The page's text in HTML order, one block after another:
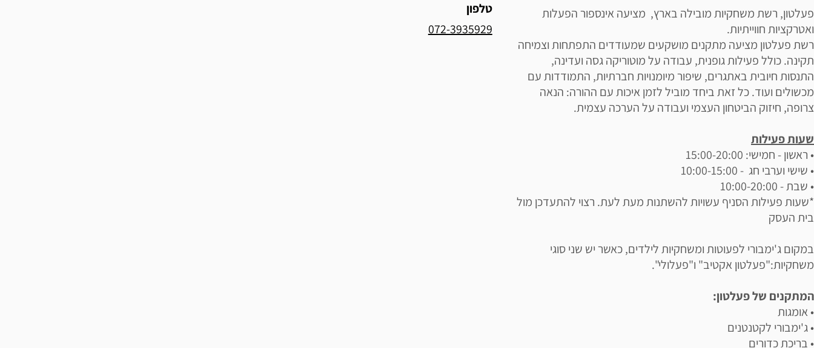
פעלטון, רשת משחקיות מובילה בארץ, מציעה אינספור הפעלות
ואטרקציות חווייתיות.
רשת פעלטון מציעה מתקנים מושקעים שמעודדים התפתחות וצמיחה
תקינה. כולל פעילות גופנית, עבודה על מוטוריקה גסה ועדינה,
התנסות חיובית באתגרים, שיפור מיומנויות חברתיות, התמודדות עם
מכשולים ועוד. כל זאת ביחד מוביל לזמן איכות עם ההורה: הנאה
צרופה, חיזוק הביטחון העצמי ועבודה על הערכה עצמית.
שעות פעילות
• ראשון - חמישי: 15:00-20:00
• שישי וערבי חג - 10:00-15:00
• שבת - 10:00-20:00
*שעות פעילות הסניף עשויות להשתנות מעת לעת. רצוי להתעדכן מול
בית העסק
במקום ג'ימבורי לפעוטות ומשחקיות לילדים, כאשר יש שני סוגי
משחקיות:"פעלטון אקטיב" ו"פעלולי".
המתקנים של פעלטון:
• אומגות
• ג'ימבורי לקטנטנים
• בריכת כדורים
טלפון
072-3935929